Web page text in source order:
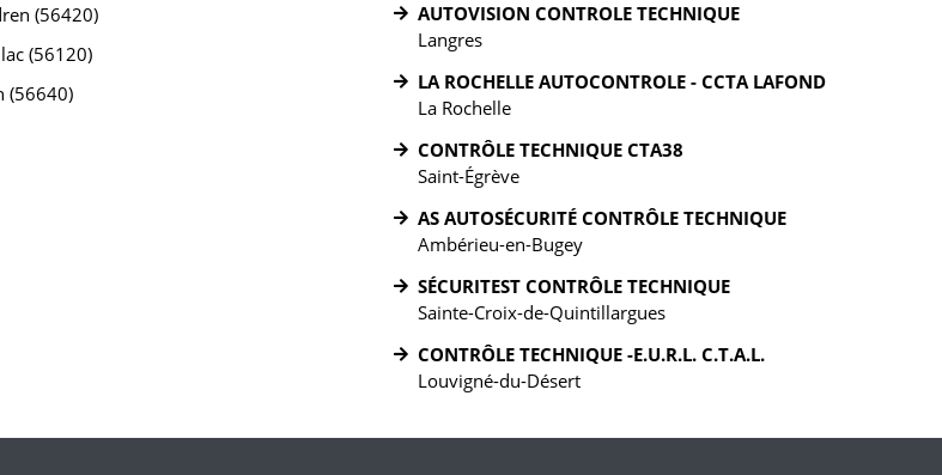
(56420)
(56120)
(56640)
AUTOVISION CONTROLE TECHNIQUE
Langres
LA ROCHELLE AUTOCONTROLE - CCTA LAFOND
La Rochelle
CONTRÔLE TECHNIQUE CTA38
Saint-Égrève
AS AUTOSÉCURITÉ CONTRÔLE TECHNIQUE
Ambérieu-en-Bugey
SÉCURITEST CONTRÔLE TECHNIQUE
Sainte-Croix-de-Quintillargues
CONTRÔLE TECHNIQUE -E.U.R.L. C.T.A.L.
Louvigné-du-Désert